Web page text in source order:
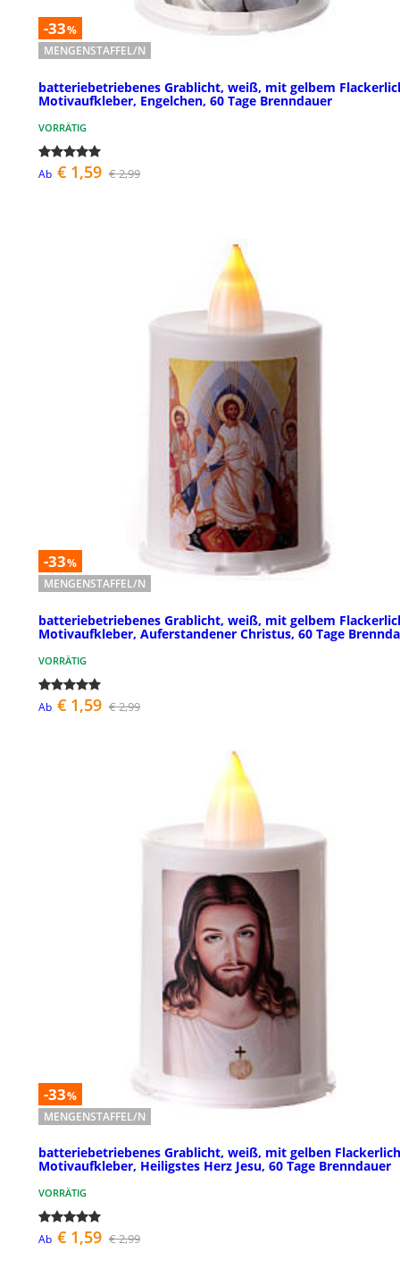
-33%
MENGENSTAFFEL/N
batteriebetriebenes Grablicht, weiß, mit gelbem
Motivaufkleber, Engelchen, 60 Tage Brenndauer
VORRÄTIG
Ab € 1,59 € 2,99
-33%
MENGENSTAFFEL/N
batteriebetriebenes Grablicht, weiß, mit gelbem
Motivaufkleber, Auferstandener Christus, 60 Tage
VORRÄTIG
Ab € 1,59 € 2,99
-33%
MENGENSTAFFEL/N
batteriebetriebenes Grablicht, weiß, mit gelben
Motivaufkleber, Heiligstes Herz Jesu, 60 Tage Brenndauer
VORRÄTIG
Ab € 1,59 € 2,99